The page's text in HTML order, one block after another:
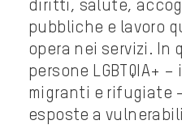
diritti, salute,
pubbliche e lavoro
opera nei servizi. In
persone LGBTQIA+
migranti e rifugiate
esposte a